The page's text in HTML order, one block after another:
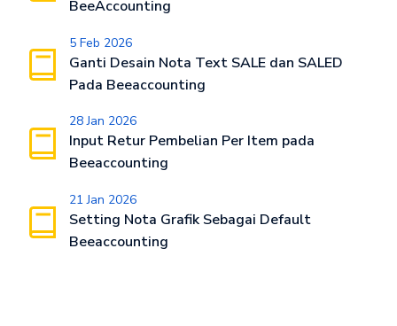
BeeAccounting
5 Feb 2026
Ganti Desain Nota Text SALE dan SALED
Pada Beeaccounting
28 Jan 2026
Input Retur Pembelian Per Item pada
Beeaccounting
21 Jan 2026
Setting Nota Grafik Sebagai Default
Beeaccounting